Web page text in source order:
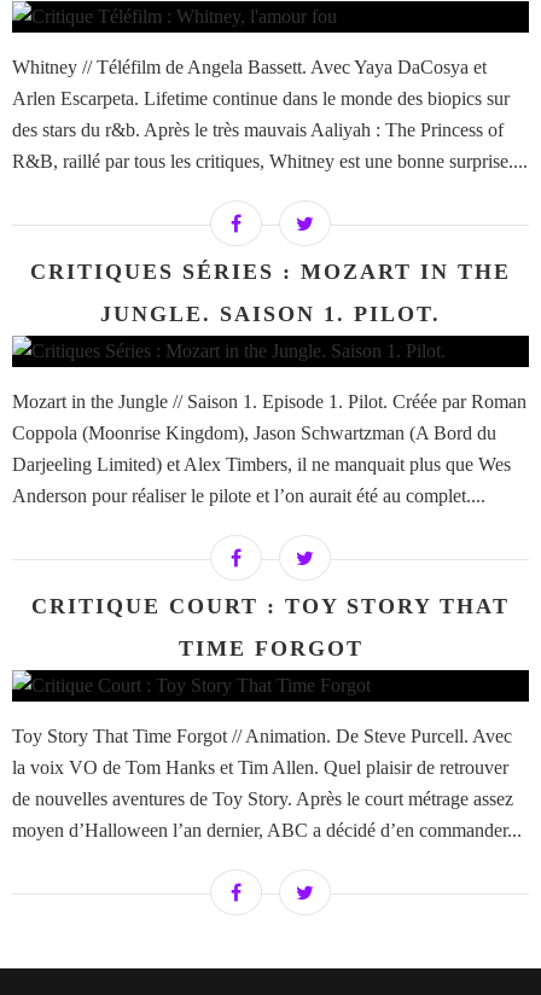
Whitney // Téléfilm de Angela Bassett. Avec Yaya DaCosya et
Arlen Escarpeta. Lifetime continue dans le monde des biopics sur
des stars du r&b. Après le très mauvais Aaliyah : The Princess of
R&B, raillé par tous les critiques, Whitney est une bonne surprise....
CRITIQUES SÉRIES : MOZART IN THE
JUNGLE. SAISON 1. PILOT.
Mozart in the Jungle // Saison 1. Episode 1. Pilot. Créée par Roman
Coppola (Moonrise Kingdom), Jason Schwartzman (A Bord du
Darjeeling Limited) et Alex Timbers, il ne manquait plus que Wes
Anderson pour réaliser le pilote et l’on aurait été au complet....
CRITIQUE COURT : TOY STORY THAT
TIME FORGOT
Toy Story That Time Forgot // Animation. De Steve Purcell. Avec
la voix VO de Tom Hanks et Tim Allen. Quel plaisir de retrouver
de nouvelles aventures de Toy Story. Après le court métrage assez
moyen d’Halloween l’an dernier, ABC a décidé d’en commander...